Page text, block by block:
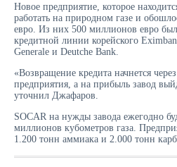
Новое предприятие, которое
работать на природном газе и
евро. Из них 500 миллионов евро
кредитной линии корейского
Generale и Deutche Bank.
«Возвращение кредита начнется
предприятия, а на прибыль завод
уточнил Джафаров.
SOCAR на нужды завода ежегодно
миллионов кубометров газа.
1.200 тонн аммиака и 2.000 тонн